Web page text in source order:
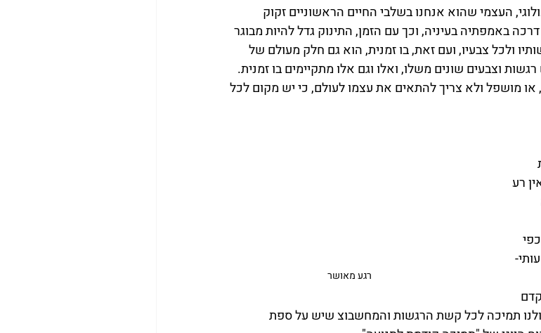
העצמי שהוא אנחנו בשלבי החיים הראשוניים זקוק
באמפתיה בעיניה, וכך עם הזמן, התינוק גדל להיות מבוגר
ולכל צבעיו, ועם זאת, בו זמנית, הוא גם חלק מעולם של
וצבעים שונים משלו, ואלו וגם אלו מתקיימים בו זמנית.
מושפל ולא צריך להתאים את עצמו לעולם, כי יש מקום לכל
רגע מאושר
רע
תמיכה לכל קשת הרגשות והמחשבוצ שיש על ספת